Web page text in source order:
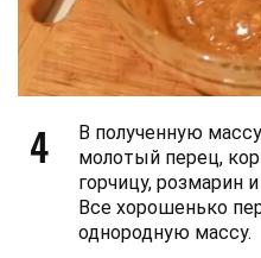
4
В полученную
молотый перец,
горчицу, розмарин
Все хорошенько
однородную массу.